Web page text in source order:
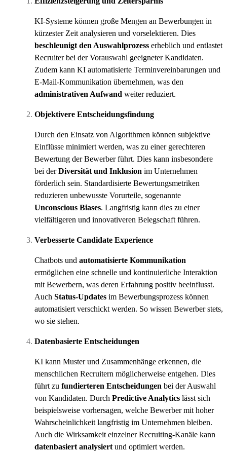
KI-Systeme können große Mengen an Bewerbungen in
kürzester Zeit analysieren und vorselektieren. Dies
beschleunigt den Auswahlprozess erheblich und entlastet
Recruiter bei der Vorauswahl geeigneter Kandidaten.
Zudem kann KI automatisierte Terminvereinbarungen und
E-Mail-Kommunikation übernehmen, was den
administrativen Aufwand weiter reduziert.
Objektivere Entscheidungsfindung
Durch den Einsatz von Algorithmen können subjektive
Einflüsse minimiert werden, was zu einer gerechteren
Bewertung der Bewerber führt. Dies kann insbesondere
bei derDiversität und Inklusion im Unternehmen
förderlich sein. Standardisierte Bewertungsmetriken
reduzieren unbewusste Vorurteile, sogenannte
Unconscious Biases. Langfristig kann dies zu einer
vielfältigeren und innovativeren Belegschaft führen.
Verbesserte Candidate Experience
Chatbots und automatisierte Kommunikation
ermöglichen eine schnelle und kontinuierliche Interaktion
mit Bewerbern, was deren Erfahrung positiv beeinflusst.
Auch Status-Updates im Bewerbungsprozess können
automatisiert verschickt werden. So wissen Bewerber stets,
wo sie stehen.
Datenbasierte Entscheidungen
KI kann Muster und Zusammenhänge erkennen, die
menschlichen Recruitern möglicherweise entgehen. Dies
führt zu fundierteren Entscheidungen bei der Auswahl
von Kandidaten. Durch Predictive Analytics lässt sich
beispielsweise vorhersagen, welche Bewerber mit hoher
Wahrscheinlichkeit langfristig im Unternehmen bleiben.
Auch die Wirksamkeit einzelner Recruiting-Kanäle kann
datenbasiert analysiert und optimiert werden.